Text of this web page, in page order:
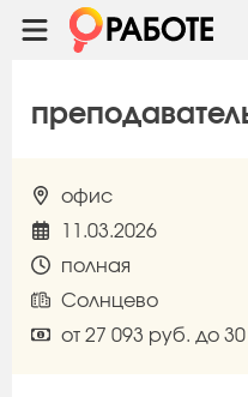
офис
11.03.2026
полная
Солнцево
от 27 093 руб. до